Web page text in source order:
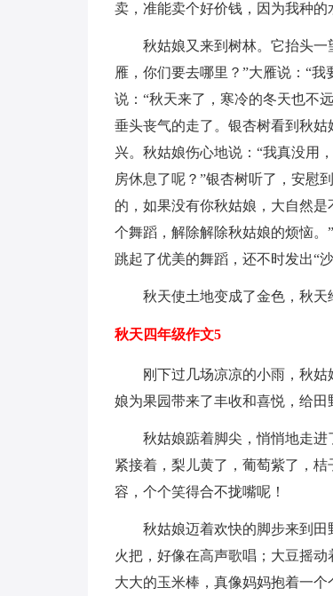
卖，准能卖个好价钱，因为我种
秋姑娘又来到树林。它抬头一
雁，你们要去哪里？”大雁说：“
说：“秋天来了，寒冷的冬天也不
垂头丧气的走了。银杏树看到秋
兴。秋姑娘伤心地说：“我真没用
房休息了呢？”银杏树听了，安慰
的，如果没有你秋姑娘，大自然
个舞蹈，解除解除秋姑娘的烦恼
跳起了优美的舞蹈，还不时发出“沙
秋天使土地变成了金色，秋天
秋天四年级作文5
刚下过几场凉凉的小雨，秋
娘为果园带来了丰收和喜悦，给田
秋姑娘踮着脚尖，悄悄地走进
紧接着，梨儿黄了，葡萄紫了，
容，个个笑得合不拢嘴呢！
秋姑娘迈着欢快的脚步来到
火把，好像在高声歌唱；大豆摇
大大的玉米棒，真像妈妈抱着一